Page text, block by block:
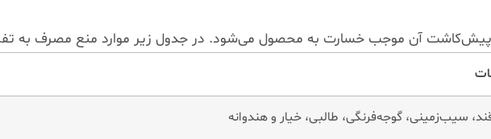
آن موجب خسارت به محصول می‌شود. در جدول زیر موارد منع مصرف به
سیب‌زمینی، گوجه‌فرنگی، طالبی، خیار و هندوانه